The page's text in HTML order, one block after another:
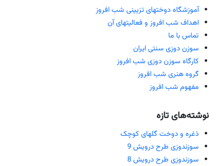
آموزشگاه دوختهای تزیینی شب افروز
اهداف شب افروز و فعالیتهای آن
تماس با ما
سوزن دوزی سنتی ایران
کارگاه سوزن دوزی شب افروز
گروه هنری شب افروز
مفهوم شب افروز
نوشته‌های تازه
ذغره و دوخت گلهای کوچک
سوزندوزی طرح درویش 9
سوزندوزی طرح درویش 8